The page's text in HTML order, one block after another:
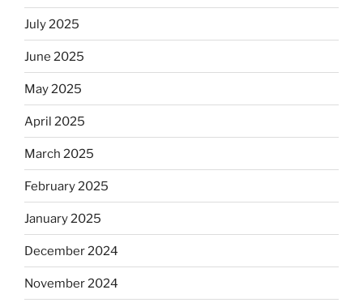
July 2025
June 2025
May 2025
April 2025
March 2025
February 2025
January 2025
December 2024
November 2024